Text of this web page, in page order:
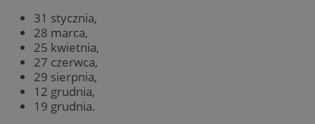
31 stycznia,
28 marca,
25 kwietnia,
27 czerwca,
29 sierpnia,
12 grudnia,
19 grudnia.